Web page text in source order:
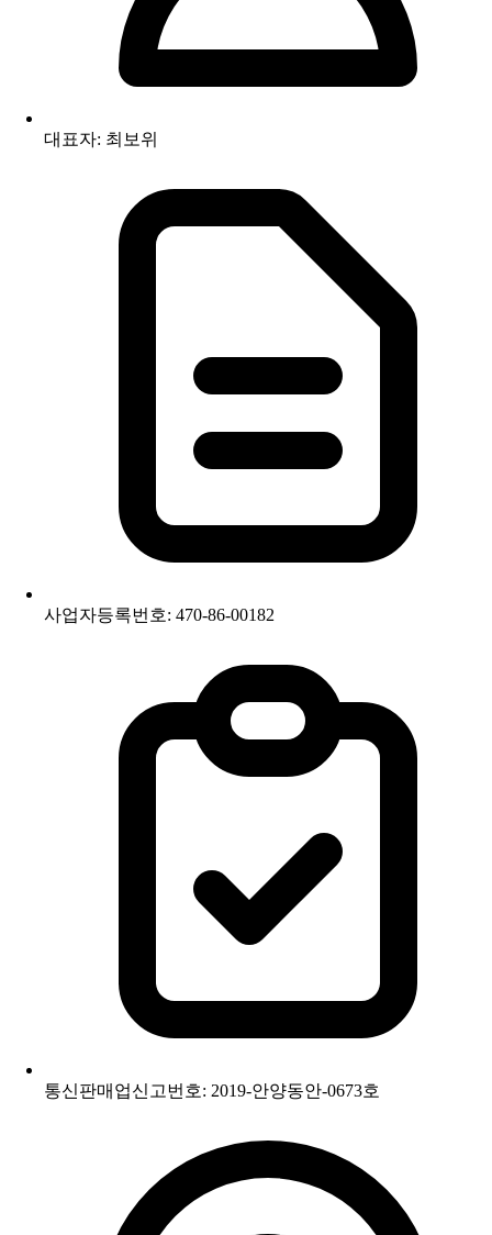
대표자: 최보위
사업자등록번호: 470-86-00182
통신판매업신고번호: 2019-안양동안-0673호